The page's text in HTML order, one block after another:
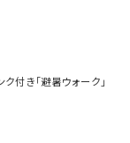
付き｢避暑ウォーク｣